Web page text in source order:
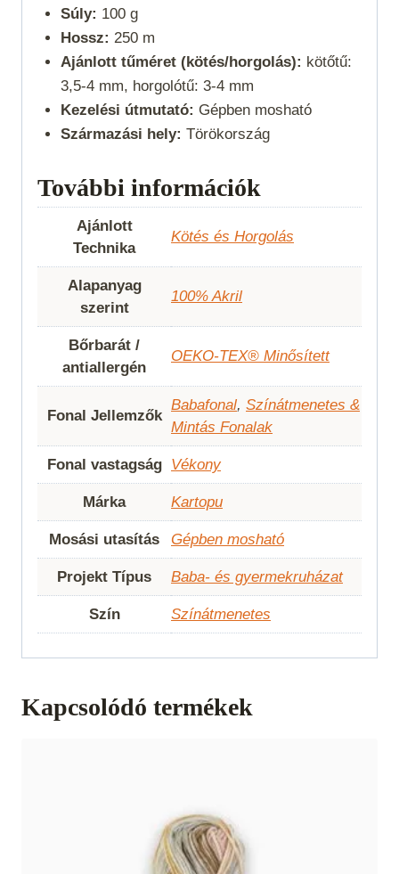
Súly: 100 g
Hossz: 250 m
Ajánlott tűméret (kötés/horgolás): kötőtű:
3,5-4 mm, horgolótű: 3-4 mm
Kezelési útmutató: Gépben mosható
Származási hely: Törökország
További információk
Ajánlott
Technika
Kötés és Horgolás
Alapanyag
szerint
100% Akril
Bőrbarát /
antiallergén
OEKO-TEX® Minősített
Fonal Jellemzők
Babafonal, Színátmenetes &
Mintás Fonalak
Fonal vastagság Vékony
Márka Kartopu
Mosási utasítás Gépben mosható
Projekt Típus Baba- és gyermekruházat
Szín Színátmenetes
Kapcsolódó termékek